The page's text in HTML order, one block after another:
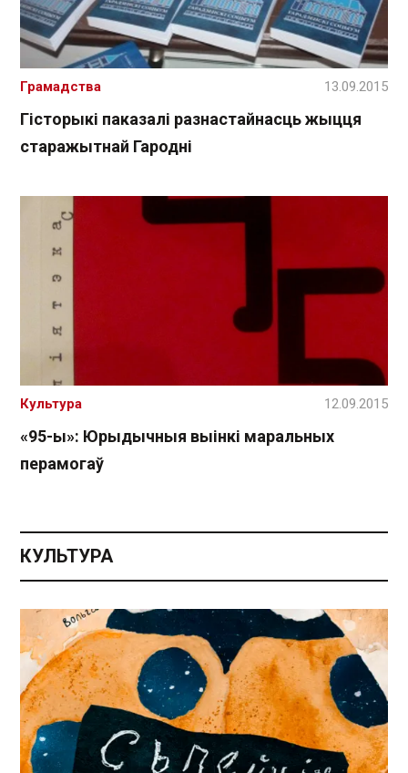
Гісторыкі паказалі разнастайнасць жыцця
старажытнай Гародні
Грамадства 13.09.2015
«95-ы»: Юрыдычныя выінкі маральных
перамогаў
Культура 12.09.2015
КУЛЬТУРА